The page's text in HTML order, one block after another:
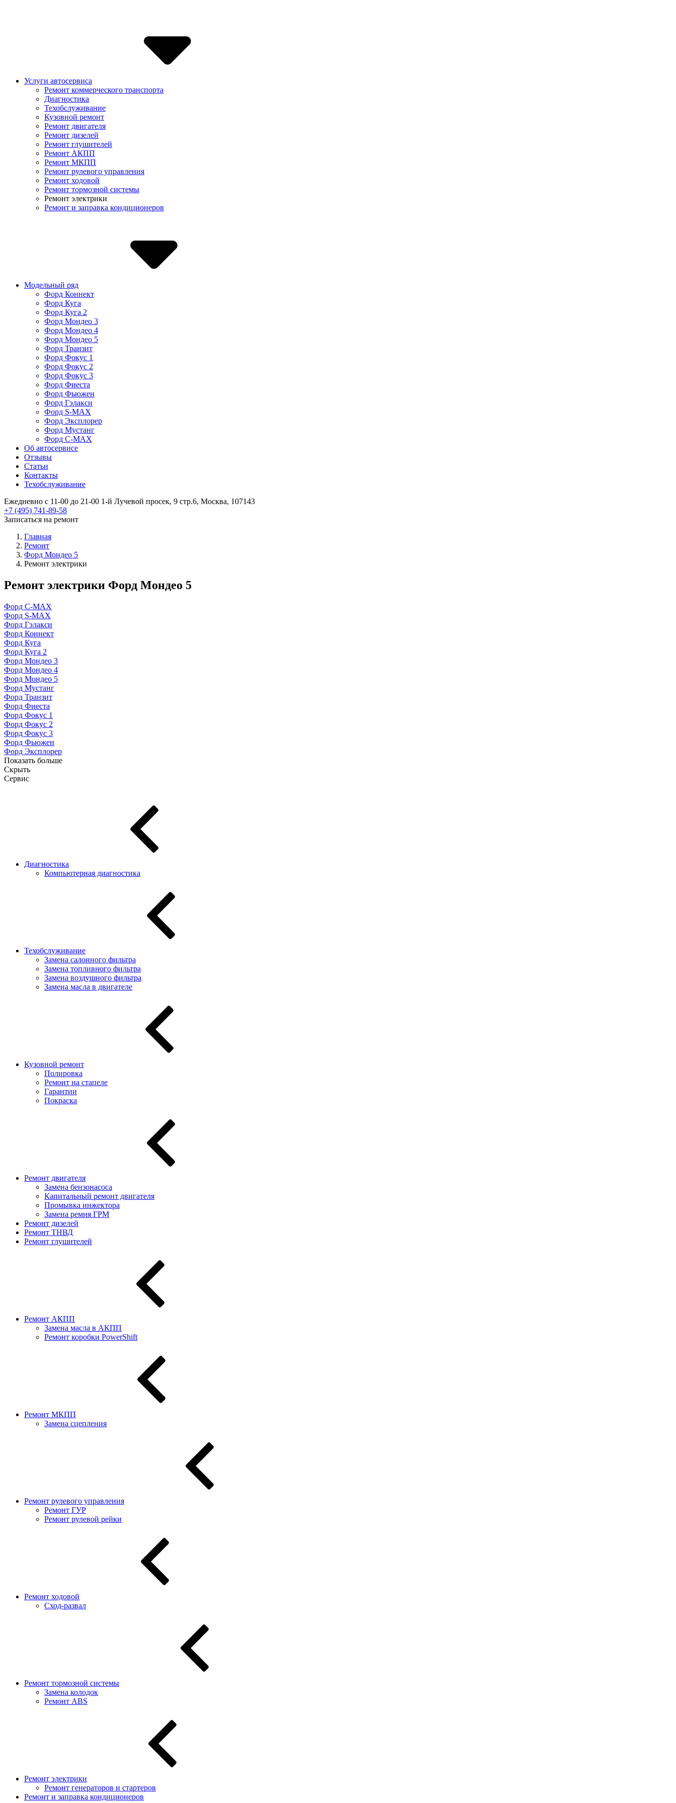
Услуги автосервиса
Ремонт коммерческого транспорта
Диагностика
Техобслуживание
Кузовной ремонт
Ремонт двигателя
Ремонт дизелей
Ремонт глушителей
Ремонт АКПП
Ремонт МКПП
Ремонт рулевого управления
Ремонт ходовой
Ремонт тормозной системы
Ремонт электрики
Ремонт и заправка кондиционеров
Модельный ряд
Форд Коннект
Форд Куга
Форд Куга 2
Форд Мондео 3
Форд Мондео 4
Форд Мондео 5
Форд Транзит
Форд Фокус 1
Форд Фокус 2
Форд Фокус 3
Форд Фиеста
Форд Фьюжен
Форд Гэлакси
Форд S-MAX
Форд Эксплорер
Форд Мустанг
Форд C-MAX
Об автосервисе
Отзывы
Статьи
Контакты
Техобслуживание
Ежедневно с 11-00 до 21-00 1-й Лучевой просек, 9 стр.6, Москва, 107143
+7 (495) 741-89-58
Записаться на ремонт
Главная
Ремонт
Форд Мондео 5
Ремонт электрики
Ремонт электрики Форд Мондео 5
Форд C-MAX
Форд S-MAX
Форд Гэлакси
Форд Коннект
Форд Куга
Форд Куга 2
Форд Мондео 3
Форд Мондео 4
Форд Мондео 5
Форд Мустанг
Форд Транзит
Форд Фиеста
Форд Фокус 1
Форд Фокус 2
Форд Фокус 3
Форд Фьюжен
Форд Эксплорер
Показать больше
Скрыть
Сервис
Диагностика
Компьютерная диагностика
Техобслуживание
Замена салонного фильтра
Замена топливного фильтра
Замена воздушного фильтра
Замена масла в двигателе
Кузовной ремонт
Полировка
Ремонт на стапеле
Гарантии
Покраска
Ремонт двигателя
Замена бензонасоса
Капитальный ремонт двигателя
Промывка инжектора
Замена ремня ГРМ
Ремонт дизелей
Ремонт ТНВД
Ремонт глушителей
Ремонт АКПП
Замена масла в АКПП
Ремонт коробки PowerShift
Ремонт МКПП
Замена сцепления
Ремонт рулевого управления
Ремонт ГУР
Ремонт рулевой рейки
Ремонт ходовой
Сход-развал
Ремонт тормозной системы
Замена колодок
Ремонт ABS
Ремонт электрики
Ремонт генераторов и стартеров
Ремонт и заправка кондиционеров